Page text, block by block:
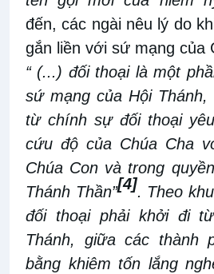
đến, các ngài nêu lý do
gắn liền với sứ mạng của
“ (...) đối thoại là một
sứ mạng của Hội Thánh,
từ chính sự đối thoại
cứu độ của Chúa Cha
Chúa Con và trong
Thánh Thần”[4]. Theo
đối thoại phải khởi đi
Thánh, giữa các thành
bằng khiêm tốn lắng